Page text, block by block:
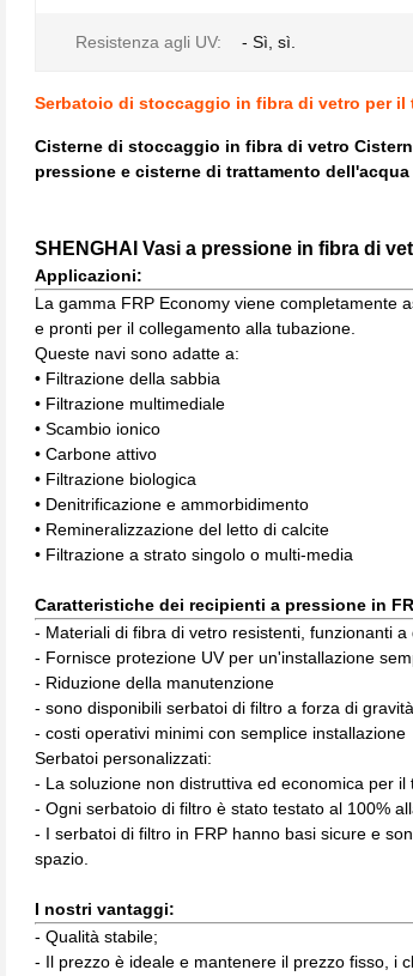
Resistenza agli UV: - Sì, sì.
Serbatoio di stoccaggio in fibra di vetro per il
Cisterne di stoccaggio in fibra di vetro
pressione e cisterne di trattamento dell'acqua
SHENGHAI Vasi a pressione in fibra di
Applicazioni:
La gamma FRP Economy viene completamente
e pronti per il collegamento alla tubazione.
Queste navi sono adatte a:
• Filtrazione della sabbia
• Filtrazione multimediale
• Scambio ionico
• Carbone attivo
• Filtrazione biologica
• Denitrificazione e ammorbidimento
• Remineralizzazione del letto di calcite
• Filtrazione a strato singolo o multi-media
Caratteristiche dei recipienti a pressione in
- Materiali di fibra di vetro resistenti, funzionanti a
- Fornisce protezione UV per un'installazione
- Riduzione della manutenzione
- sono disponibili serbatoi di filtro a forza di
- costi operativi minimi con semplice installazione
Serbatoi personalizzati:
- La soluzione non distruttiva ed economica per
- Ogni serbatoio di filtro è stato testato al 100%
- I serbatoi di filtro in FRP hanno basi sicure e
spazio.
I nostri vantaggi:
- Qualità stabile;
- Il prezzo è ideale e mantenere il prezzo fisso, i